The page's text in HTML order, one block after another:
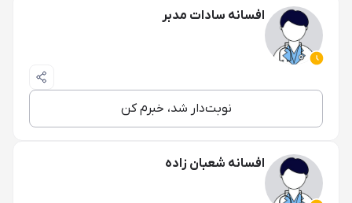
افسانه سادات مدبر
نوبت‌دار شد، خبرم کن
افسانه شعبان زاده